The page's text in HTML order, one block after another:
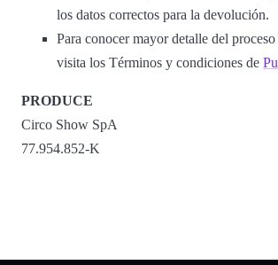
los datos correctos para la devolución.
Para conocer mayor detalle del
visita los Términos y condiciones de
PRODUCE
Circo Show SpA
77.954.852-K